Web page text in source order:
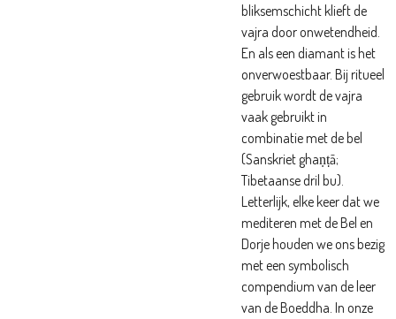
bliksemschicht klieft de
vajra door onwetendheid.
En als een diamant is het
onverwoestbaar. Bij ritueel
gebruik wordt de vajra
vaak gebruikt in
combinatie met de bel
(Sanskriet ghaṇṭā;
Tibetaanse dril bu).
Letterlijk, elke keer dat we
mediteren met de Bel en
Dorje houden we ons bezig
met een symbolisch
compendium van de leer
van de Boeddha. In onze